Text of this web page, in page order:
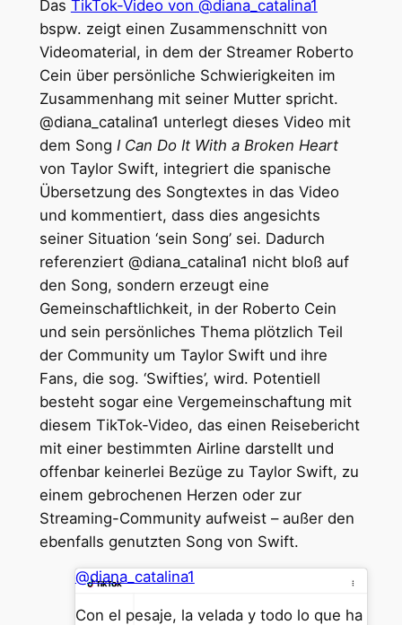
Das TikTok-Video von @diana_catalina1
bspw. zeigt einen Zusammenschnitt von
Videomaterial, in dem der Streamer Roberto
Cein über persönliche Schwierigkeiten im
Zusammenhang mit seiner Mutter spricht.
@diana_catalina1 unterlegt dieses Video mit
dem Song I Can Do It With a Broken Heart
von Taylor Swift, integriert die spanische
Übersetzung des Songtextes in das Video
und kommentiert, dass dies angesichts
seiner Situation ‘sein Song’ sei. Dadurch
referenziert @diana_catalina1 nicht bloß auf
den Song, sondern erzeugt eine
Gemeinschaftlichkeit, in der Roberto Cein
und sein persönliches Thema plötzlich Teil
der Community um Taylor Swift und ihre
Fans, die sog. ‘Swifties’, wird. Potentiell
besteht sogar eine Vergemeinschaftung mit
diesem TikTok-Video, das einen Reisebericht
mit einer bestimmten Airline darstellt und
offenbar keinerlei Bezüge zu Taylor Swift, zu
einem gebrochenen Herzen oder zur
Streaming-Community aufweist – außer den
ebenfalls genutzten Song von Swift.
@diana_catalina1
Con el pesaje, la velada y todo lo que ha